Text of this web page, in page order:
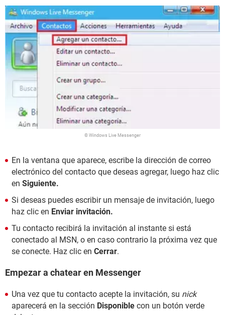
© Windows Live Messenger
En la ventana que aparece, escribe la dirección de correo
electrónico del contacto que deseas agregar, luego haz clic
en Siguiente.
Si deseas puedes escribir un mensaje de invitación, luego
haz clic en Enviar invitación.
Tu contacto recibirá la invitación al instante si está
conectado al MSN, o en caso contrario la próxima vez que
se conecte. Haz clic en Cerrar.
Empezar a chatear en Messenger
Una vez que tu contacto acepte la invitación, su nick
aparecerá en la sección Disponible con un botón verde